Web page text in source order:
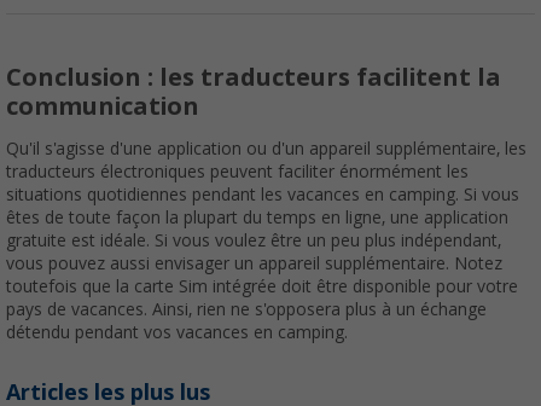
Conclusion : les traducteurs facilitent la
communication
Qu'il s'agisse d'une application ou d'un appareil supplémentaire, les
traducteurs électroniques peuvent faciliter énormément les
situations quotidiennes pendant les vacances en camping. Si vous
êtes de toute façon la plupart du temps en ligne, une application
gratuite est idéale. Si vous voulez être un peu plus indépendant,
vous pouvez aussi envisager un appareil supplémentaire. Notez
toutefois que la carte Sim intégrée doit être disponible pour votre
pays de vacances. Ainsi, rien ne s'opposera plus à un échange
détendu pendant vos vacances en camping.
Articles les plus lus